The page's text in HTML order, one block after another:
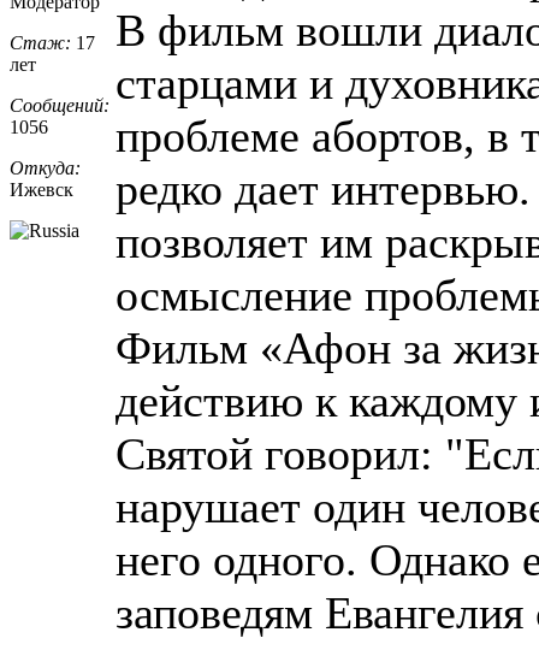
Стаж: 17
лет
Сообщений:
1056
Откуда:
Ижевск
В фильм вошли
старцами и
проблеме абортов, в
редко дает
позволяет им
осмысление
Фильм «Афон за
действию к каждому
Святой говорил:
нарушает один
него одного. Однако
заповедям